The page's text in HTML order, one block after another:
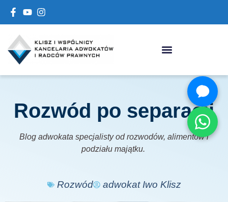
Rozwód po separacji
Blog adwokata specjalisty od rozwodów, alimentów i
podziału majątku.
Rozwód adwokat Iwo Klisz